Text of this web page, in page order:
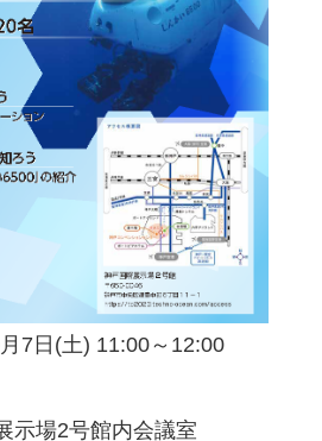
7日(土) 11:00～12:00
示場2号館内会議室